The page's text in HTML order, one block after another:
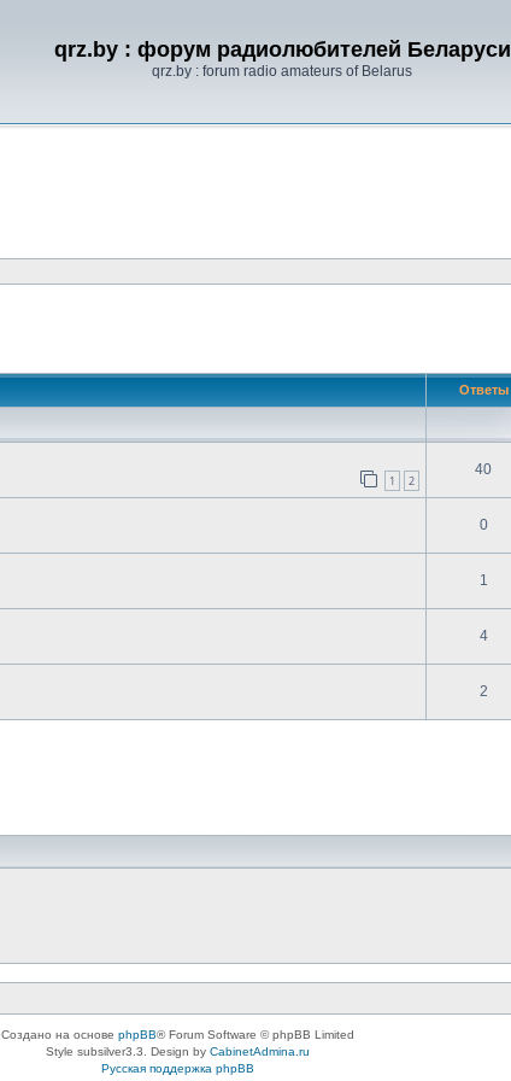
qrz.by : форум радиолюбителей Беларуси
qrz.by : forum radio amateurs of Belarus
Ответы
1 2
40
0
1
4
2
Создано на основе phpBB® Forum Software © phpBB Limited
Style subsilver3.3. Design by CabinetAdmina.ru
Русская поддержка phpBB